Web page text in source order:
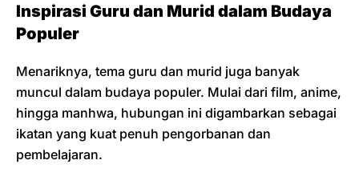
Inspirasi Guru dan Murid dalam Budaya
Populer
Menariknya, tema guru dan murid juga banyak
muncul dalam budaya populer. Mulai dari film, anime,
hingga manhwa, hubungan ini digambarkan sebagai
ikatan yang kuat penuh pengorbanan dan
pembelajaran.